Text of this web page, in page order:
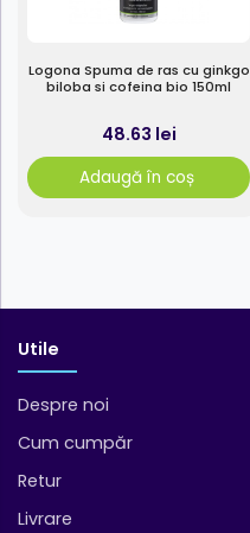
Logona Spuma de ras cu ginkgo
biloba si cofeina bio 150ml
48.63 lei
Adaugă în coș
Utile
Despre noi
Cum cumpăr
Retur
Livrare